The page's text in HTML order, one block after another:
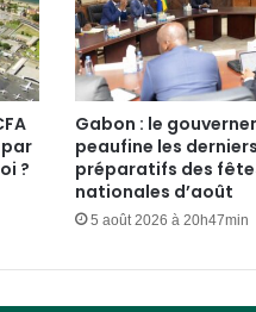
?
Gabon : le
peaufine les
préparatifs des
nationales d’août
5 août 2026 à 20h47min